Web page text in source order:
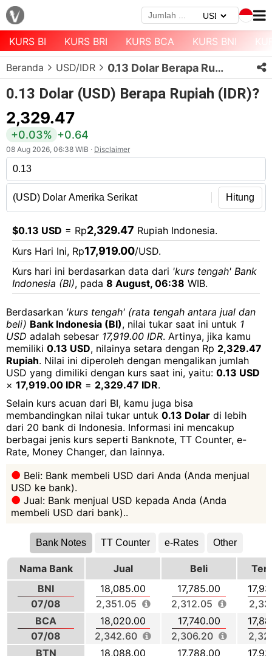
Menu
Halaman
Depan
Daftar
Mata
Uang
Daftar
Kurs
Bank
KURS BI KURS BRI KURS BCA KURS BNI
Beranda USD/IDR 0.13 Dolar Berapa Rupiah?
0.13 Dolar (USD) Berapa Rupiah (IDR)?
2,329.47
+0.03% +0.64
08 Aug 2026, 06:38 WIB · Disclaimer
Hitung
$0.13 USD = Rp2,329.47 Rupiah Indonesia.
Kurs Hari Ini, Rp17,919.00/USD.
Kurs hari ini berdasarkan data dari 'kurs tengah' Bank
Indonesia (BI), pada 8 August, 06:38 WIB.
Berdasarkan 'kurs tengah' (rata tengah antara jual dan
beli) Bank Indonesia (BI), nilai tukar saat ini untuk 1
USD adalah sebesar 17,919.00 IDR. Artinya, jika kamu
memiliki 0.13 USD, nilainya setara dengan Rp 2,329.47
Rupiah. Nilai ini diperoleh dengan mengalikan jumlah
USD yang dimiliki dengan kurs saat ini, yaitu: 0.13 USD
× 17,919.00 IDR = 2,329.47 IDR.
Selain kurs acuan dari BI, kamu juga bisa
membandingkan nilai tukar untuk 0.13 Dolar di lebih
dari 20 bank di Indonesia. Informasi ini mencakup
berbagai jenis kurs seperti Banknote, TT Counter, e-
Rate, Money Changer, dan lainnya.
Beli: Bank membeli USD dari Anda (Anda menjual
USD ke bank).
Jual: Bank menjual USD kepada Anda (Anda
membeli USD dari bank)..
Bank Notes TT Counter e-Rates Other
Nama Bank Jual Beli
BNI
07/08
18,085.00
2,351.05
17,785.00
2,312.05
BCA
07/08
18,020.00
2,342.60
17,740.00
2,306.20
BTN
18,088.00
17,788.00